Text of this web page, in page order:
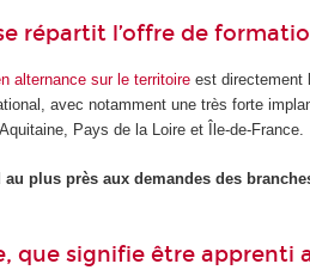
répartit l’offre de
alternance sur le territoire est directement
avec notamment une très forte
Pays de la Loire et Île-de-France.
au plus près aux demandes des
que signifie être apprenti